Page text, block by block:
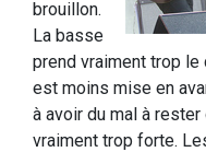
brouillon.
La basse
prend vraiment trop
est moins mise en
à avoir du mal à
vraiment trop forte.